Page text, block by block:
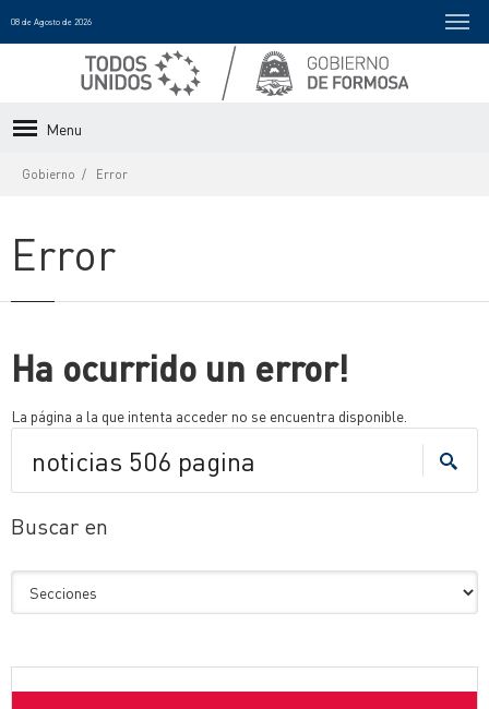
08 de Agosto de 2026
Menu
Gobierno Error
Error
Ha ocurrido un error!
La página a la que intenta acceder no se encuentra disponible.
Buscar en